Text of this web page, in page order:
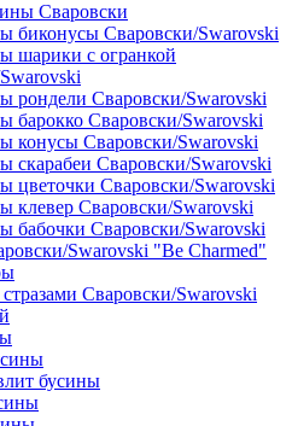
Сваровски
биконусы Сваровски/Swarovski
шарики с огранкой
рондели Сваровски/Swarovski
барокко Сваровски/Swarovski
конусы Сваровски/Swarovski
скарабеи Сваровски/Swarovski
цветочки Сваровски/Swarovski
клевер Сваровски/Swarovski
бабочки Сваровски/Swarovski
Swarovski "Be Charmed"
Сваровски/Swarovski
бусины